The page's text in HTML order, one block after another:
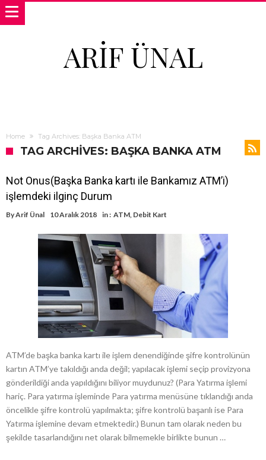
ARIF ÜNAL
Home Tag Archives: Başka Banka ATM
TAG ARCHIVES: BAŞKA BANKA ATM
Not Onus(Başka Banka kartı ile Bankamız ATM’i)
işlemdeki ilginç Durum
ByArif Ünal 10 Aralık 2018 in : ATM, Debit Kart
ATM’de başka banka kartı ile işlem denendiğinde şifre kontrolünün
kartın ATM’ye takıldığı anda değil; yapılacak işlemi seçip provizyona
gönderildiği anda yapıldığını biliyor muydunuz? (Para Yatırma işlemi
hariç. Para yatırma işleminde Para yatırma menüsüne tıklandığı anda
öncelikle şifre kontrolü yapılmakta; şifre kontrolü başarılı ise Para
Yatırma işlemine devam etmektedir.) Bunun tam olarak neden bu
şekilde tasarlandığını net olarak bilmemekle birlikte bunun …